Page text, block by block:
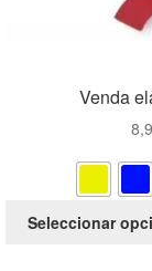
Venda
Seleccionar